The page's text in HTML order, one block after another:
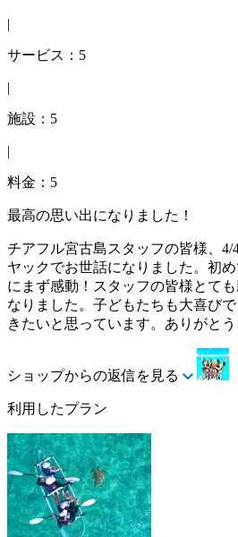
|
サービス：5
|
施設：5
|
料金：5
最高の思い出になりました！
チアフル宮古島スタッフの皆様、4/
ヤックでお世話になりました。初
にまず感動！スタッフの皆様とて
なりました。子どもたちも大喜び
きたいと思っています。ありがとう
ショップからの返信を見る
利用したプラン